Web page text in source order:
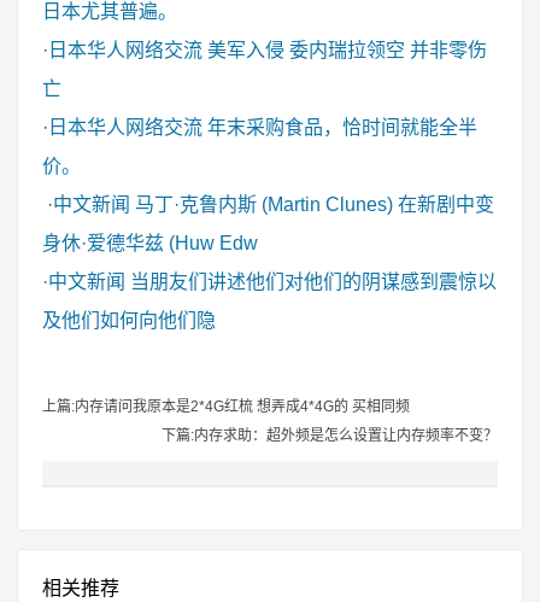
日本尤其普遍。
· 日本华人网络交流 美军入侵 委内瑞拉领空 并非零伤
亡
· 日本华人网络交流 年末采购食品，恰时间就能全半
价。
·中文新闻 马丁·克鲁内斯 (Martin Clunes) 在新剧中变
身休·爱德华兹 (Huw Edw
·中文新闻 当朋友们讲述他们对他们的阴谋感到震惊以
及他们如何向他们隐
上篇:内存请问我原本是2*4G红梳 想弄成4*4G的 买相同频
下篇:内存求助：超外频是怎么设置让内存频率不变？
相关推荐